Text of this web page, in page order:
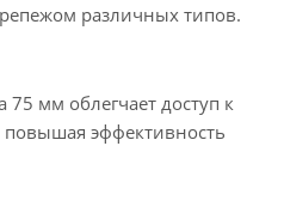
различных типов.
мм облегчает доступ к
эффективность